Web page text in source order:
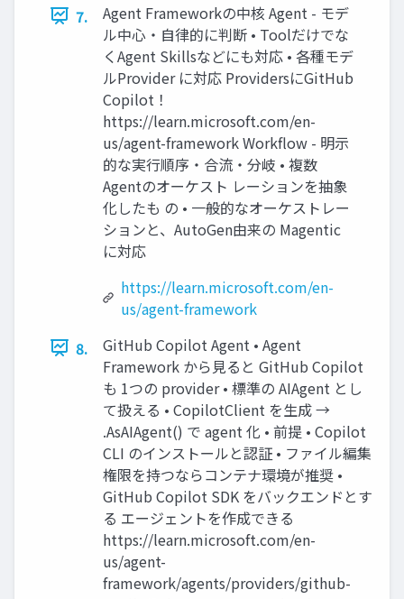
7.
Agent Frameworkの中核 Agent - モデ
ル中心・自律的に判断 • Toolだけでな
くAgent Skillsなどにも対応 • 各種モデ
ルProvider に対応 ProvidersにGitHub
Copilot！
https://learn.microsoft.com/en-
us/agent-framework Workflow - 明示
的な実行順序・合流・分岐 • 複数
Agentのオーケスト レーションを抽象
化したも の • 一般的なオーケストレー
ションと、AutoGen由来の Magentic
に対応
https://learn.microsoft.com/en-
us/agent-framework
8.
GitHub Copilot Agent • Agent
Framework から見ると GitHub Copilot
も 1つの provider • 標準の AIAgent とし
て扱える • CopilotClient を生成 →
.AsAIAgent() で agent 化 • 前提 • Copilot
CLI のインストールと認証 • ファイル編集
権限を持つならコンテナ環境が推奨 •
GitHub Copilot SDK をバックエンドとす
る エージェントを作成できる
https://learn.microsoft.com/en-
us/agent-
framework/agents/providers/github-